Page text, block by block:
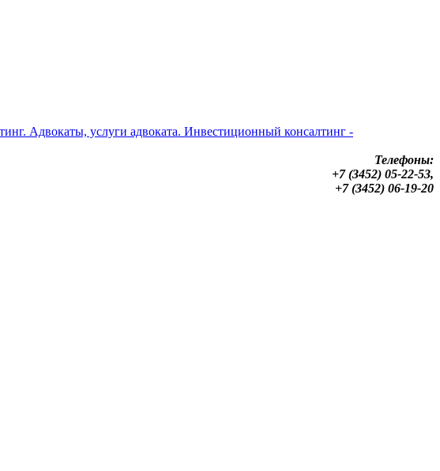
Телефоны:
+7 (3452) 05-22-53,
+7 (3452) 06-19-20